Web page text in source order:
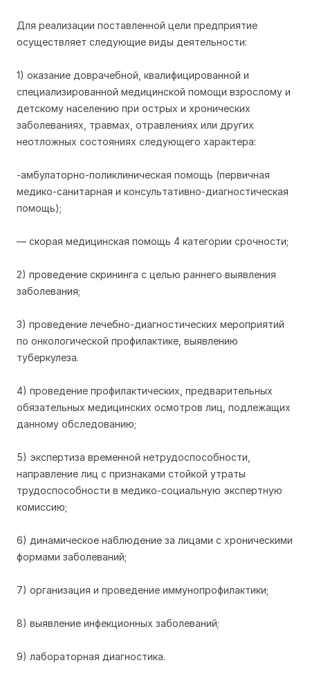
Для реализации поставленной цели предприятие
осуществляет следующие виды деятельности:
1) оказание доврачебной, квалифицированной и
специализированной медицинской помощи взрослому и
детскому населению при острых и хронических
заболеваниях, травмах, отравлениях или других
неотложных состояниях следующего характера:
-амбулаторно-поликлиническая помощь (первичная
медико-санитарная и консультативно-диагностическая
помощь);
— скорая медицинская помощь 4 категории срочности;
2) проведение скрининга с целью раннего выявления
заболевания;
3) проведение лечебно-диагностических мероприятий
по онкологической профилактике, выявлению
туберкулеза.
4) проведение профилактических, предварительных
обязательных медицинских осмотров лиц, подлежащих
данному обследованию;
5) экспертиза временной нетрудоспособности,
направление лиц с признаками стойкой утраты
трудоспособности в медико-социальную экспертную
комиссию;
6) динамическое наблюдение за лицами с хроническими
формами заболеваний;
7) организация и проведение иммунопрофилактики;
8) выявление инфекционных заболеваний;
9) лабораторная диагностика.